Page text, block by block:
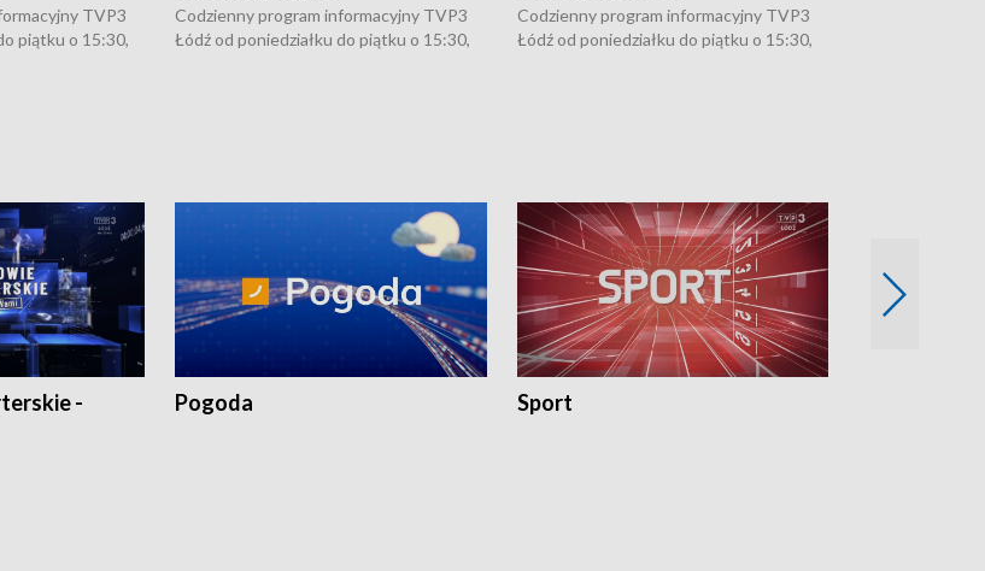
TVP3
piątku o 15:30,
Codzienny program informacyjny TVP3
Łódź od poniedziałku do piątku o 15:30,
Codzienny program informacyjny TVP3
Łódź od poniedziałku do piątku o 15:30,
-
Pogoda Sport